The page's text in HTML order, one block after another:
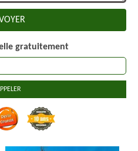
gratuitement